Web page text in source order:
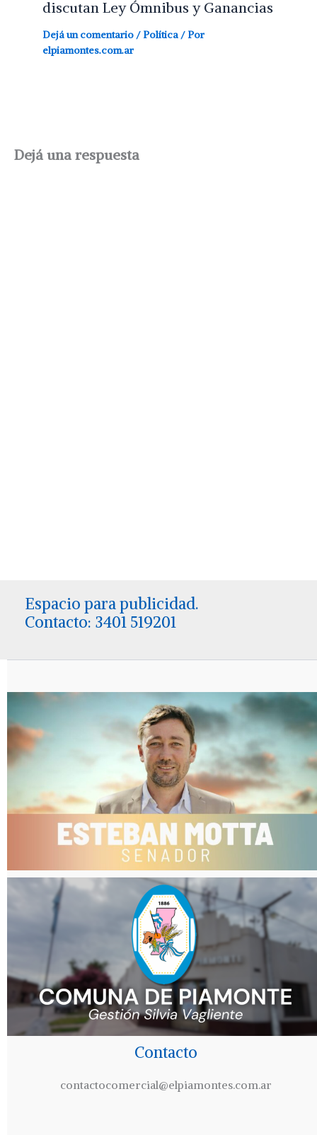
discutan Ley Ómnibus y Ganancias
Dejá un comentario /Política / Por
elpiamontes.com.ar
Dejá una respuesta
Espacio para publicidad.
Contacto: 3401 519201
Contacto
contactocomercial@elpiamontes.com.ar